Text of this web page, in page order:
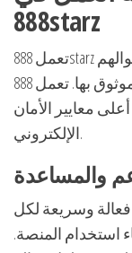
888starz
تعمل 888starz على تأمين جميع بيانات المستخدمين وأموالهم
بحماية عالية وموثوق بها. تعمل 888starz بشكل احترافي
معايير الأمان
الإلكتروني.
والمساعدة
وسريعة لكل
استخدام المنصة.